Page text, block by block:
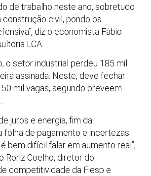
de trabalho neste ano, sobretudo
construção civil, pondo os
diz o economista Fábio
LCA.
o setor industrial perdeu 185 mil
assinada. Neste, deve fechar
mil vagas, segundo preveem
juros e energia, fim da
folha de pagamento e incertezas
bem difícil falar em aumento real”,
Roriz Coelho, diretor do
competitividade da Fiesp e